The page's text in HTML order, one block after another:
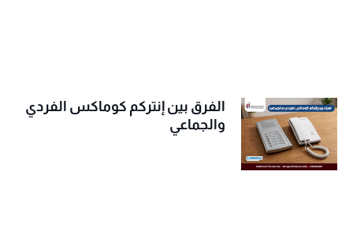
الفرق بين إنتركم كوماكس الفردي
والجماعي